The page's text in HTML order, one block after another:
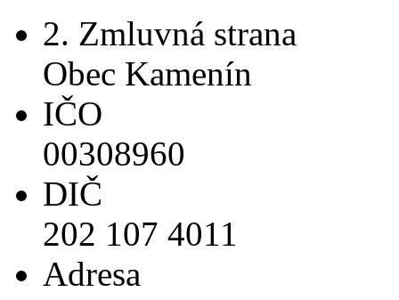
2. Zmluvná strana
Obec Kamenín
IČO
00308960
DIČ
202 107 4011
Adresa